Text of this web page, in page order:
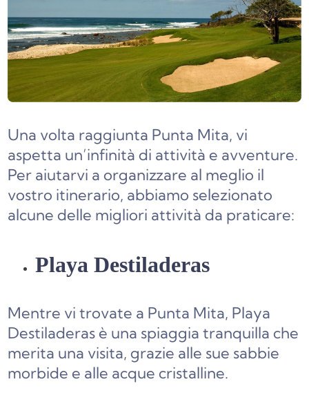
Una volta raggiunta Punta Mita, vi
aspetta un’infinità di attività e avventure.
Per aiutarvi a organizzare al meglio il
vostro itinerario, abbiamo selezionato
alcune delle migliori attività da praticare:
Playa Destiladeras
Mentre vi trovate a Punta Mita, Playa
Destiladeras è una spiaggia tranquilla che
merita una visita, grazie alle sue sabbie
morbide e alle acque cristalline.